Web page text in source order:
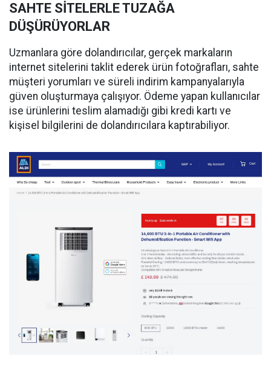
SAHTE SİTELERLE TUZAĞA
DÜŞÜRÜYORLAR
Uzmanlara göre dolandırıcılar, gerçek markaların
internet sitelerini taklit ederek ürün fotoğrafları, sahte
müşteri yorumları ve süreli indirim kampanyalarıyla
güven oluşturmaya çalışıyor. Ödeme yapan kullanıcılar
ise ürünlerini teslim alamadığı gibi kredi kartı ve
kişisel bilgilerini de dolandırıcılara kaptırabiliyor.